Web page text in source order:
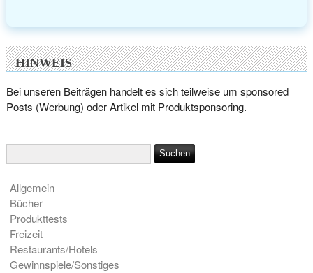
HINWEIS
Bei unseren Beiträgen handelt es sich teilweise um sponsored
Posts (Werbung) oder Artikel mit Produktsponsoring.
Allgemein
Bücher
Produkttests
Freizeit
Restaurants/Hotels
Gewinnspiele/Sonstiges